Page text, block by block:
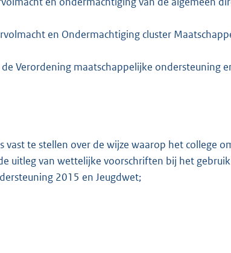
en Ondermachtiging cluster
Verordening maatschappelijke ondersteuning
vast te stellen over de wijze waarop het college
uitleg van wettelijke voorschriften bij het
2015 en Jeugdwet;